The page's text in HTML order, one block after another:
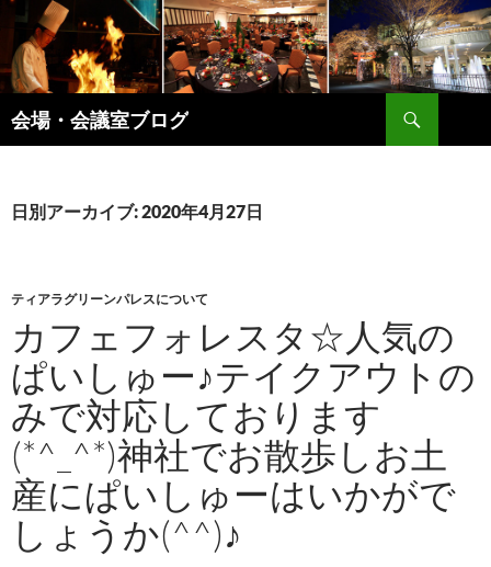
テ
ン
ツ
へ
ッ
会場・会議室ブログ
検
索
日別アーカイブ: 2020年4月27日
ティアラグリーンパレスについて
カフェフォレスタ☆人気の
ぱいしゅー♪テイクアウトの
みで対応しております
(*^_^*)神社でお散歩しお土
産にぱいしゅーはいかがで
しょうか(^^)♪